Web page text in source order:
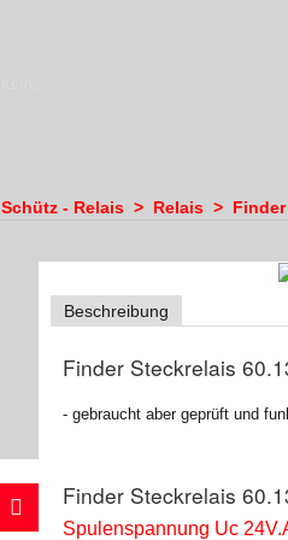
Schütz - Relais > Relais >
Beschreibung
Finder Steckrelais
- gebraucht aber geprüft und
Finder Steckrelais
Spulenspannung Uc